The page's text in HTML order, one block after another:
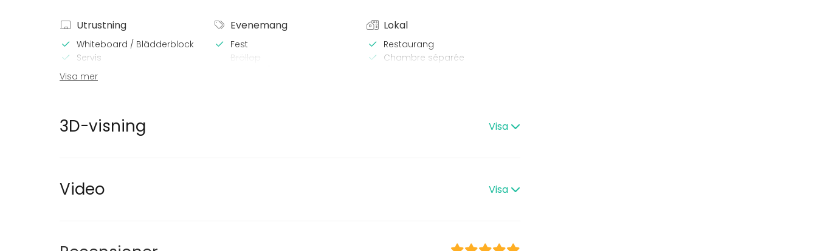
Utrustning
Whiteboard / Blädderblock
Servis
Evenemang
Fest
Bröllop
Lokal
Restaurang
Chambre séparée
Tilläggsuppgifter om aktiviteter
Visa mer
3D-visning Visa
Video Visa